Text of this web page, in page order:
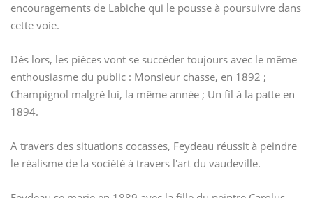
encouragements de Labiche qui le pousse à poursuivre dans
cette voie.
Dès lors, les pièces vont se succéder toujours avec le même
enthousiasme du public : Monsieur chasse, en 1892 ;
Champignol malgré lui, la même année ; Un fil à la patte en
1894.
A travers des situations cocasses, Feydeau réussit à peindre
le réalisme de la société à travers l'art du vaudeville.